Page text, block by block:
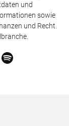
und
sowie
und Recht.